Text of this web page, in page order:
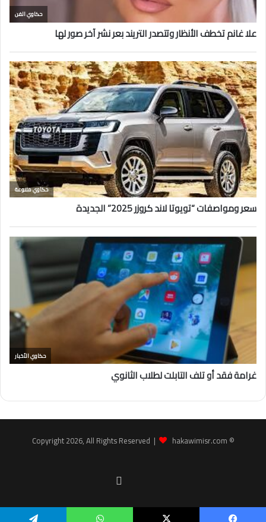
© Copyright 2026, All Rights Reserved |
hakawimisr.com